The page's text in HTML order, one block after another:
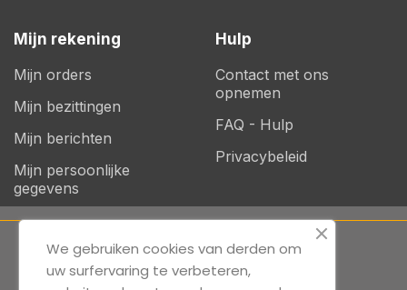
Mijn rekening
Mijn orders
Mijn bezittingen
Mijn berichten
Mijn persoonlijke
gegevens
Hulp
Contact met ons
opnemen
FAQ - Hulp
Privacybeleid
© 2025 STIGA-Alle rechten voorbehouden.
We gebruiken cookies van derden om
uw surfervaring te verbeteren,